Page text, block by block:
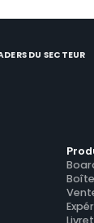
DU SECTEUR